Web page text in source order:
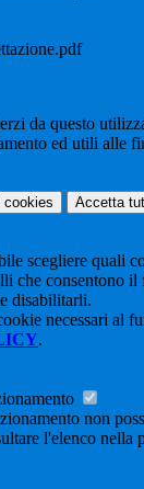
da questo
ed utili alle
cookies Accetta
scegliere quali
che consentono il
disabilitarli.
necessari al
.
non
l'elenco nella